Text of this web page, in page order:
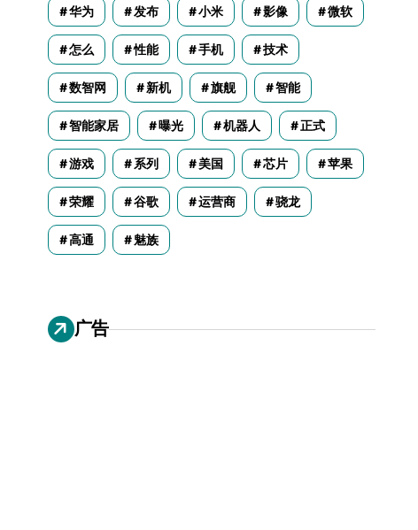
华为 发布 小米 影像 微软
怎么 性能 手机 技术
数智网 新机 旗舰 智能
智能家居 曝光 机器人 正式
游戏 系列 美国 芯片 苹果
荣耀 谷歌 运营商 骁龙
高通 魅族
广告